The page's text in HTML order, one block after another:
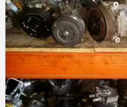
COMPRESORES
AIRE
ACONDICIONADO